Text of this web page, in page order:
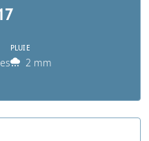
PLUIE
2 mm